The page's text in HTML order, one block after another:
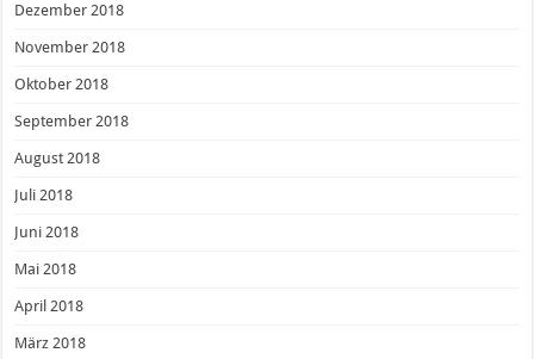
Dezember 2018
November 2018
Oktober 2018
September 2018
August 2018
Juli 2018
Juni 2018
Mai 2018
April 2018
März 2018